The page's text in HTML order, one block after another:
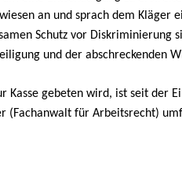
an und sprach dem Kläger
Schutz vor
und der abschreckenden
Kasse gebeten wird, ist seit
(Fachanwalt für Arbeitsrecht)